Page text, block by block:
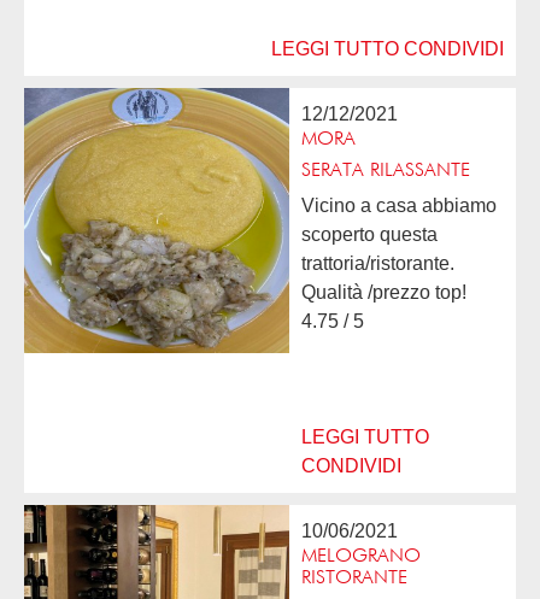
LEGGI TUTTO CONDIVIDI
12/12/2021
MORA
SERATA RILASSANTE
Vicino a casa abbiamo
scoperto questa
trattoria/ristorante.
Qualità /prezzo top!
Specialità a base di
4.75 / 5
LEGGI TUTTO
CONDIVIDI
10/06/2021
MELOGRANO
RISTORANTE